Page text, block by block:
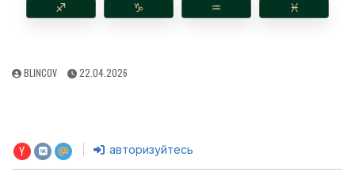
♐︎ ♑︎ ♒︎ ♓︎
AUTHOR:
BLINCOV
PUBLISHED
22.04.2026
авторизуйтесь